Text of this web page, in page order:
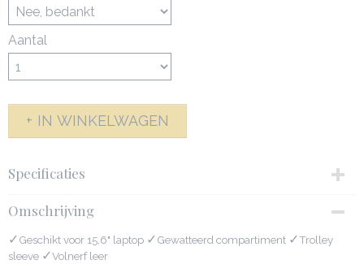
Aantal
IN WINKELWAGEN
Specificaties
Productcode
312-3404
Afmetingen (l,b,h)
40 x 15 x 30 cm
Omschrijving
✓Geschikt voor 15,6" laptop ✓Gewatteerd compartiment ✓Trolley
sleeve ✓Volnerf leer